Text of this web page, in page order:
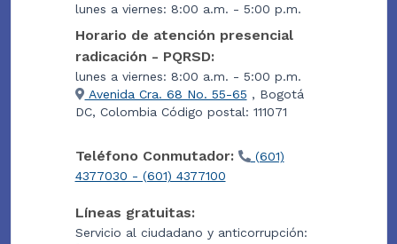
lunes a viernes: 8:00 a.m. - 5:00 p.m.
Horario de atención presencial
radicación - PQRSD:
lunes a viernes: 8:00 a.m. - 5:00 p.m.
Avenida Cra. 68 No. 55-65 , Bogotá
DC, Colombia Código postal: 111071
Teléfono Conmutador:
(601)
4377030 - (601) 4377100
Líneas gratuitas:
Servicio al ciudadano y anticorrupción: